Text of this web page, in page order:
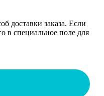
доставки заказа. Если
в специальное поле для